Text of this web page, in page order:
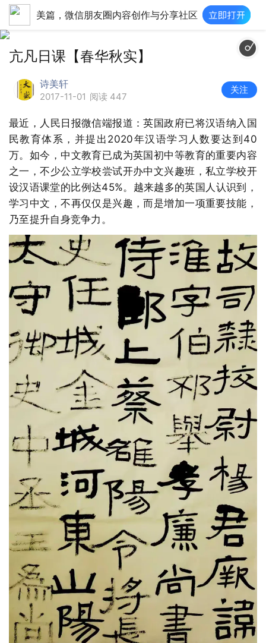
美篇，微信朋友圈内容创作与分享社区
亢凡日课【春华秋实】
诗美轩
2017-11-01 阅读 447
关注
最近，人民日报微信端报道：英国政府已将汉语纳入国
民教育体系，并提出2020年汉语学习人数要达到40
万。如今，中文教育已成为英国初中等教育的重要内容
之一，不少公立学校尝试开办中文兴趣班，私立学校开
设汉语课堂的比例达45%。越来越多的英国人认识到，
学习中文，不再仅仅是兴趣，而是增加一项重要技能，
乃至提升自身竞争力。
imgcache.qq.com/music/photo/album_300/95/